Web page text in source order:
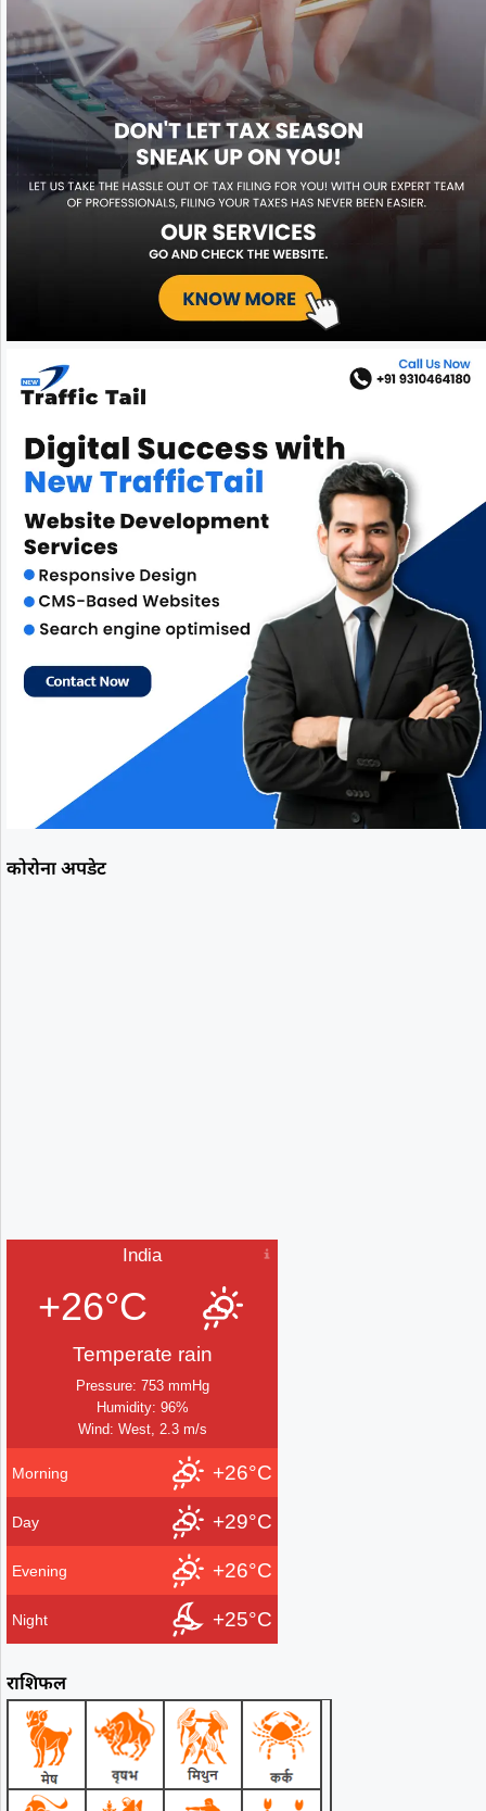
कोरोना अपडेट
India
+26°C
Temperate rain
Pressure: 753 mmHg
Humidity: 96%
Wind: West, 2.3 m/s
Morning +26°C
Day +29°C
Evening +26°C
Night +25°C
राशिफल